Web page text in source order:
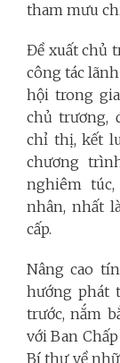
tham mưu
Đề xuất chủ
công tác
hội trong
chủ trương,
chỉ thị, kết
chương
nghiêm
nhân, nhất
cấp.
Nâng cao
hướng phát
trước, nắm
với Ban
Bí thư về